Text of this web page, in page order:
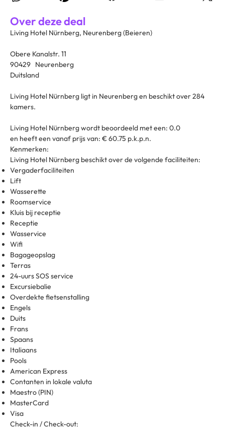
Over deze deal
Living Hotel Nürnberg, Neurenberg (Beieren)
Obere Kanalstr. 11
90429 Neurenberg
Duitsland
Living Hotel Nürnberg ligt in Neurenberg en beschikt over 284
kamers.
Living Hotel Nürnberg wordt beoordeeld met een: 0.0
en heeft een vanaf prijs van: € 60.75 p.k.p.n.
Kenmerken:
Living Hotel Nürnberg beschikt over de volgende faciliteiten:
Vergaderfaciliteiten
Lift
Wasserette
Roomservice
Kluis bij receptie
Receptie
Wasservice
Wifi
Bagageopslag
Terras
24-uurs SOS service
Excursiebalie
Overdekte fietsenstalling
Engels
Duits
Frans
Spaans
Italiaans
Pools
American Express
Contanten in lokale valuta
Maestro (PIN)
MasterCard
Visa
Check-in / Check-out: